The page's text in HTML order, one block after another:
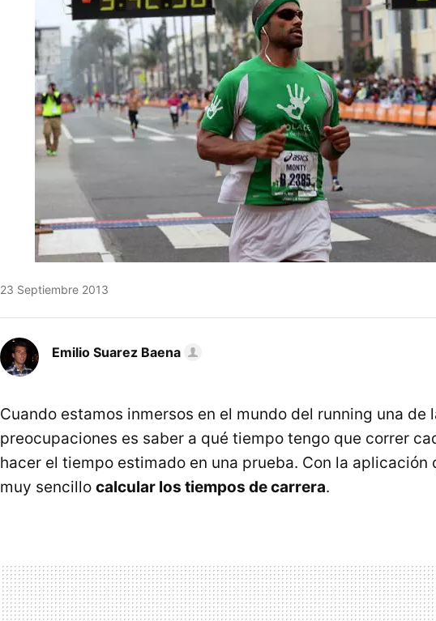
23 Septiembre 2013
Emilio Suarez Baena
Cuando estamos inmersos en el mundo del running una de
preocupaciones es saber a qué tiempo tengo que correr
hacer el tiempo estimado en una prueba. Con la aplicación
muy sencillo calcular los tiempos de carrera.